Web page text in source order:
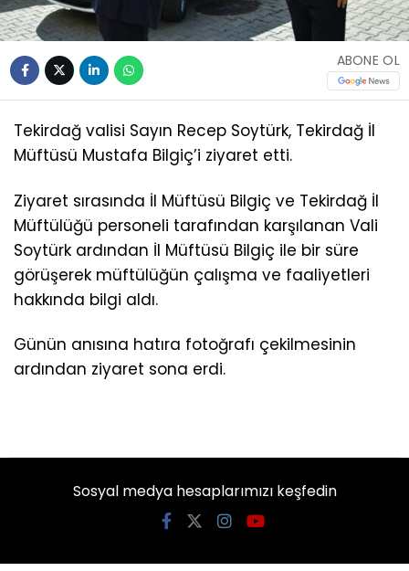
ABONE OL
Tekirdağ valisi Sayın Recep Soytürk, Tekirdağ İl
Müftüsü Mustafa Bilgiç’i ziyaret etti.
Ziyaret sırasında İl Müftüsü Bilgiç ve Tekirdağ İl
Müftülüğü personeli tarafından karşılanan Vali
Soytürk ardından İl Müftüsü Bilgiç ile bir süre
görüşerek müftülüğün çalışma ve faaliyetleri
hakkında bilgi aldı.
Günün anısına hatıra fotoğrafı çekilmesinin
ardından ziyaret sona erdi.
Sosyal medya hesaplarımızı keşfedin